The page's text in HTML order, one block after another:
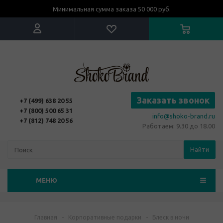
Минимальная сумма заказа 50 000 руб.
+7 (499) 638 20 55
+7 (800) 500 65 31
+7 (812) 748 20 56
Заказать звонок
info@shoko-brand.ru
Работаем: 9.30 до 18.00
Найти
МЕНЮ
Главная - Корпоративные подарки - Блеск в ночи